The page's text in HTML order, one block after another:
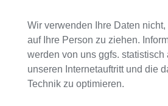
Wir verwenden Ihre Daten
auf Ihre Person zu ziehen.
werden von uns ggfs. statistisch
unseren Internetauftritt und die
Technik zu optimieren.